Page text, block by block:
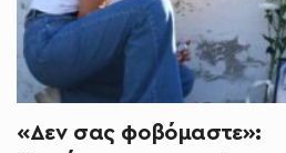
«Δεν σας φοβόμαστε»: